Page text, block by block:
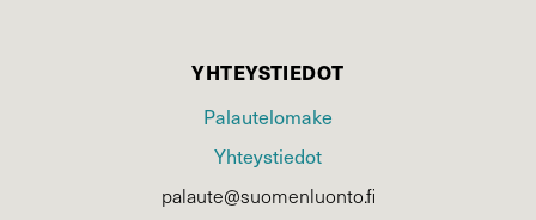
YHTEYSTIEDOT
Palautelomake
Yhteystiedot
palaute@suomenluonto.fi